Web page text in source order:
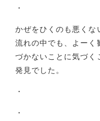
・
かぜをひくのも悪くな
流れの中でも、よーく
づかないことに気づく
発見でした。
・
・